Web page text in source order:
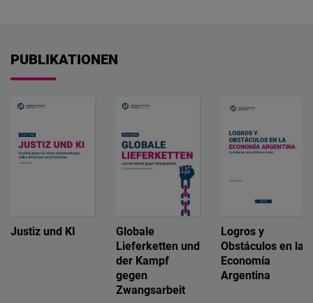
PUBLIKATIONEN
Justiz und KI
Globale
Lieferketten und
der Kampf
gegen
Zwangsarbeit
Logros y
Obstáculos en la
Economía
Argentina